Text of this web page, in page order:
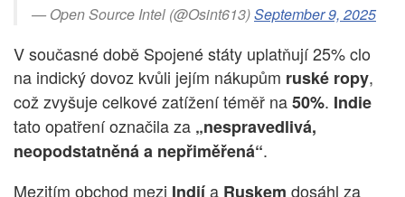
— Open Source Intel (@Osint613)September 9, 2025
V současné době Spojené státy uplatňují 25% clo
na indický dovoz kvůli jejím nákupům ruské ropy,
což zvyšuje celkové zatížení téměř na50%. Indie
tato opatření označila za „nespravedlivá,
neopodstatněná a nepřiměřená“.
Mezitím obchod mezi Indiía Ruskem dosáhl za